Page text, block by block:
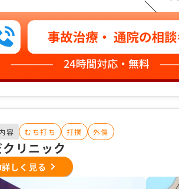
＼
容 むち打ち 打撲 外傷
リニック
詳しく見る